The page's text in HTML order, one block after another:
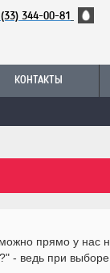
344-00-81
КОНТАКТЫ
можно прямо у нас
- ведь при